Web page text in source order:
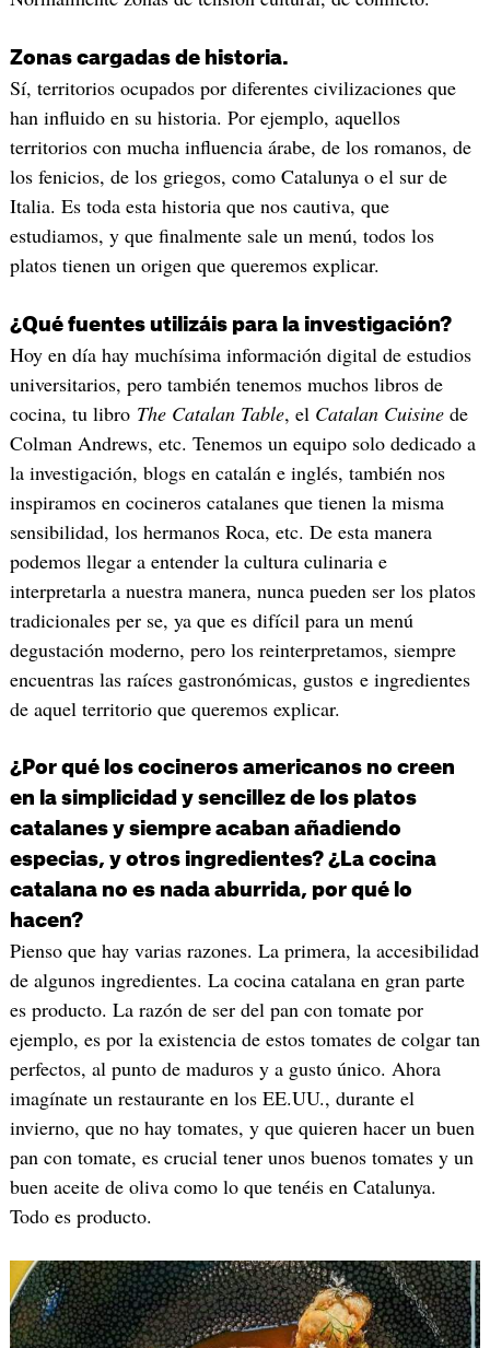
Zonas cargadas de historia.
Sí, territorios ocupados por diferentes civilizaciones que
han influido en su historia. Por ejemplo, aquellos
territorios con mucha influencia árabe, de los romanos, de
los fenicios, de los griegos, como Catalunya o el sur de
Italia. Es toda esta historia que nos cautiva, que
estudiamos, y que finalmente sale un menú, todos los
platos tienen un origen que queremos explicar.
¿Qué fuentes utilizáis para la investigación?
Hoy en día hay muchísima información digital de estudios
universitarios, pero también tenemos muchos libros de
cocina, tu libro The Catalan Table, el Catalan Cuisinede
Colman Andrews, etc. Tenemos un equipo solo dedicado a
la investigación, blogs en catalán e inglés, también nos
inspiramos en cocineros catalanes que tienen la misma
sensibilidad, los hermanos Roca, etc. De esta manera
podemos llegar a entender la cultura culinaria e
interpretarla a nuestra manera, nunca pueden ser los platos
tradicionales per se, ya que es difícil para un menú
degustación moderno, pero los reinterpretamos, siempre
encuentras las raíces gastronómicas, gustos e ingredientes
de aquel territorio que queremos explicar.
¿Por qué los cocineros americanos no creen
en la simplicidad y sencillez de los platos
catalanes y siempre acaban añadiendo
especias, y otros ingredientes? ¿La cocina
catalana no es nada aburrida, por qué lo
hacen?
Pienso que hay varias razones. La primera, la accesibilidad
de algunos ingredientes. La cocina catalana en gran parte
es producto. La razón de ser del pan con tomate por
ejemplo, es por la existencia de estos tomates de colgar tan
perfectos, al punto de maduros y a gusto único. Ahora
imagínate un restaurante en los EE.UU., durante el
invierno, que no hay tomates, y que quieren hacer un buen
pan con tomate, es crucial tener unos buenos tomates y un
buen aceite de oliva como lo que tenéis en Catalunya.
Todo es producto.